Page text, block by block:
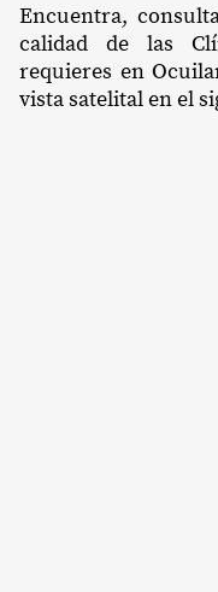
Encuentra,
calidad de las
requieres en
vista satelital en el